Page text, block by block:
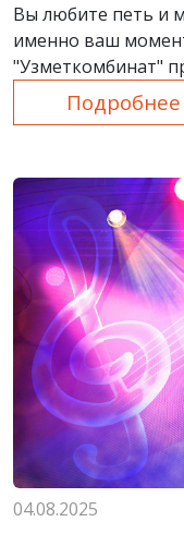
Вы любите петь и
именно ваш
"Узметкомбинат"
смелых на
Уникальная
Подробнее
04.08.2025